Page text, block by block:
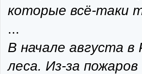
которые всё-таки
...
В начале августа в
леса. Из‑за